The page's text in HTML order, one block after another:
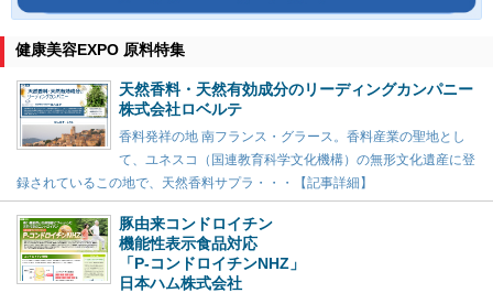
健康美容EXPO 原料特集
天然香料・天然有効成分のリーディングカンパニー
株式会社ロベルテ
香料発祥の地 南フランス・グラース。香料産業の聖地とし
て、ユネスコ（国連教育科学文化機構）の無形文化遺産に登
録されているこの地で、天然香料サプラ・・・【記事詳細】
豚由来コンドロイチン
機能性表示食品対応
「P-コンドロイチンNHZ」
日本ハム株式会社